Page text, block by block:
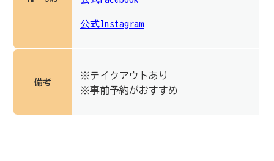
公式Instagram
備考
※テイクアウトあり
※事前予約がおすすめ